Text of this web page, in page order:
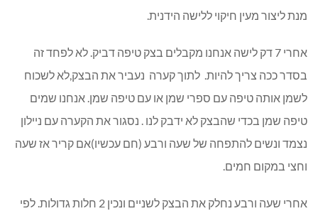
מנת ליצור מעין חיקוי ללישה הידנית.
אחרי 7 דק לישה אנחנו מקבלים בצק טיפה דביק. לא לפחד זה
בסדר ככה צריך להיות. לתוך קערה נעביר את הבצק,לא לשכוח
לשמן אותה טיפה עם ספרי שמן או עם טיפה שמן. אנחנו שמים
טיפה שמן בכדי שהבצק לא ידבק לנו . נסגור את הקערה עם ניילון
נצמד ונשים להתפחה של שעה ורבע (חם עכשיו)אם קריר אז שעה
וחצי במקום חמים.
אחרי שעה ורבע נחלק את הבצק לשניים ונכין 2 חלות גדולות. לפי